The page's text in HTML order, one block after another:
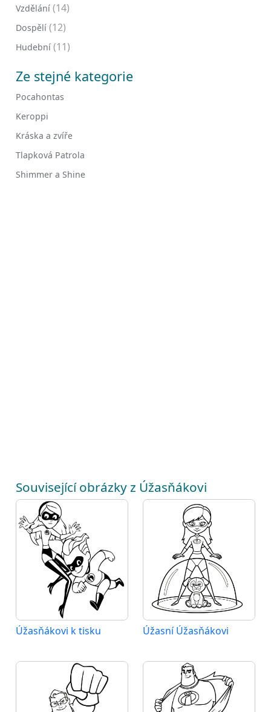
Vzdělání (14)
Dospělí (12)
Hudební (11)
Ze stejné kategorie
Pocahontas
Keroppi
Kráska a zvíře
Tlapková Patrola
Shimmer a Shine
Související obrázky z Úžasňákovi
Úžasňákovi k tisku Úžasní Úžasňákovi